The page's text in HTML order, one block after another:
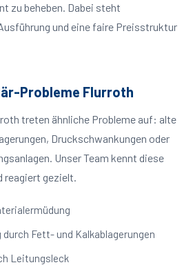
zu beheben. Dabei steht
und eine faire Preisstruktur
Probleme Flurroth
treten ähnliche Probleme auf: alte
Druckschwankungen oder
Unser Team kennt diese
reagiert gezielt.
Fett- und Kalkablagerungen
Leitungsleck